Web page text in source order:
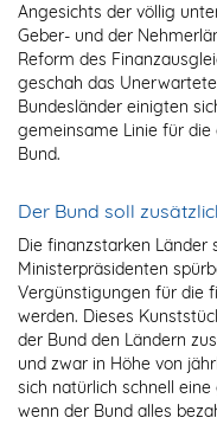
Angesichts der völlig
Geber- und der
Reform des
geschah das
Bundesländer einigten
gemeinsame Linie für
Bund.
Der Bund soll
Die finanzstarken Länder
Ministerpräsidenten
Vergünstigungen für die
werden. Dieses
der Bund den Ländern
und zwar in Höhe von
sich natürlich schnell
wenn der Bund alles